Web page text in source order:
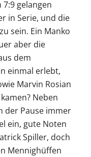
gelangen
in Serie, und die
sein. Ein Manko
aber die
dem
einmal erlebt,
Marvin Rosian
Neben
der Pause immer
ein, gute Noten
Spiller, doch
Mennighüffen